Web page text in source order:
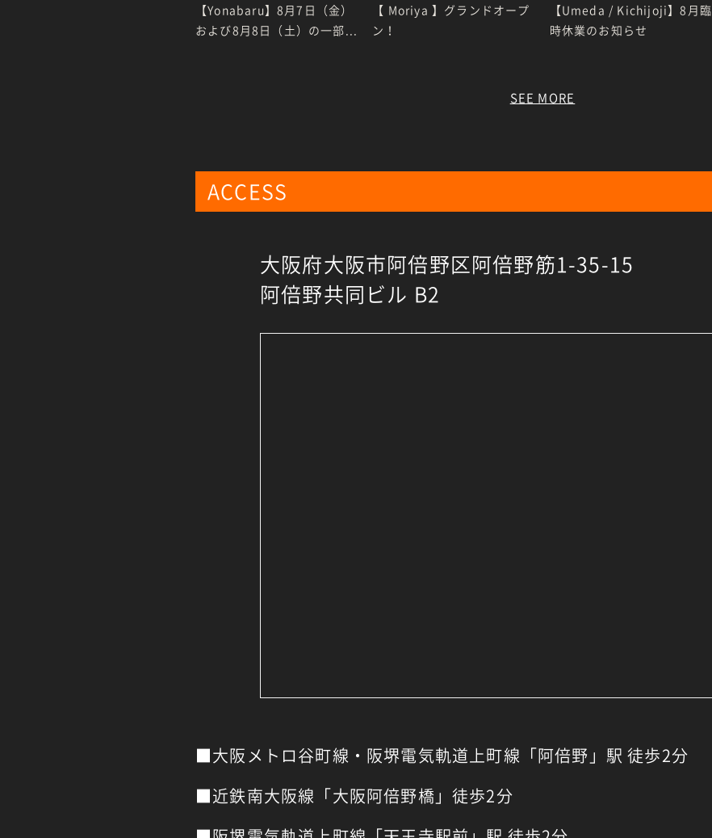
【Yonabaru】8月7日（金）
および8月8日（土）の一部...
【 Moriya 】グランドオープ
ン！
【Umeda / Kichijoji】8月臨
時休業のお知らせ
SEE MORE
ACCESS
大阪府大阪市阿倍野区阿倍野筋1-35-15
阿倍野共同ビル B2
■大阪メトロ谷町線・阪堺電気軌道上町線「阿倍野」駅 徒歩2分
■近鉄南大阪線「大阪阿倍野橋」徒歩2分